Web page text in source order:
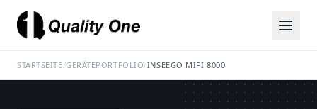
STARTSEITE/GERÄTEPORTFOLIO/INSEEGO MIFI 8000